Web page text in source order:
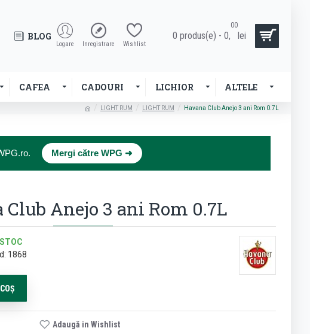
BLOG
Logare Inregistrare Wishlist
0 produs(e) - 0,
00
lei
CAFEA CADOURI LICHIOR ALTELE
LIGHT RUM LIGHT RUM Havana Club Anejo 3 ani Rom 0.7L
Mergi către WPG ➜
Club Anejo 3 ani Rom 0.7L
STOC
1868
Adaugă in Wishlist